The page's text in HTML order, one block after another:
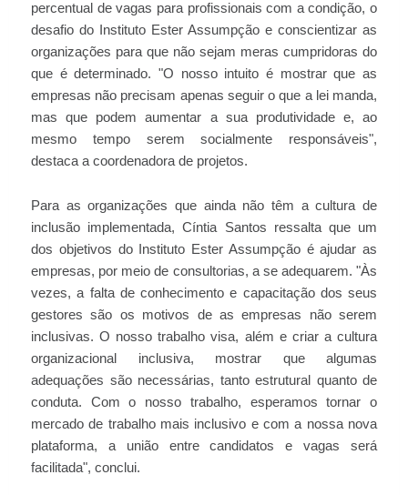
percentual de vagas para profissionais com a condição, o
desafio do Instituto Ester Assumpção e conscientizar as
organizações para que não sejam meras cumpridoras do
que é determinado. "O nosso intuito é mostrar que as
empresas não precisam apenas seguir o que a lei manda,
mas que podem aumentar a sua produtividade e, ao
mesmo tempo serem socialmente responsáveis",
destaca a coordenadora de projetos.
Para as organizações que ainda não têm a cultura de
inclusão implementada, Cíntia Santos ressalta que um
dos objetivos do Instituto Ester Assumpção é ajudar as
empresas, por meio de consultorias, a se adequarem. "Às
vezes, a falta de conhecimento e capacitação dos seus
gestores são os motivos de as empresas não serem
inclusivas. O nosso trabalho visa, além e criar a cultura
organizacional inclusiva, mostrar que algumas
adequações são necessárias, tanto estrutural quanto de
conduta. Com o nosso trabalho, esperamos tornar o
mercado de trabalho mais inclusivo e com a nossa nova
plataforma, a união entre candidatos e vagas será
facilitada", conclui.